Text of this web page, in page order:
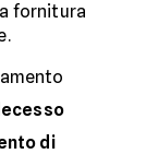
fornitura
di